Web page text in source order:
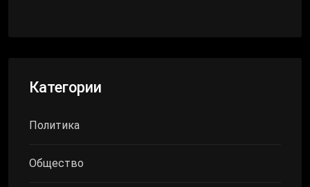
Категории
Политика
Общество